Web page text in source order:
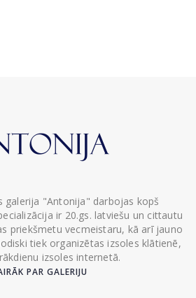
galerija "Antonija" darbojas kopš
ir 20.gs. latviešu un cittautu
priekšmetu vecmeistaru, kā arī jauno
tiek organizētas izsoles klātienē,
izsoles internetā.
PAR GALERIJU